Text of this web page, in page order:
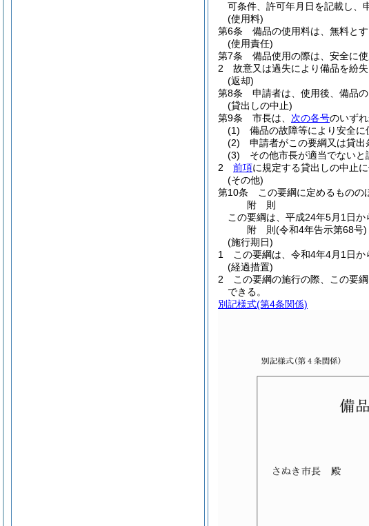
可条件、許可年月日を記載し、
(使用料)
第6条
備品の使用料は、無料とす
(使用責任)
第7条
備品使用の際は、安全に
2
故意又は過失により備品を紛
(返却)
第8条
申請者は、使用後、備品
(貸出しの中止)
第9条
市長は、 次の各号のいず
(1)
備品の故障等により安全に
(2)
申請者がこの要綱又は貸出
(3)
その他市長が適当でないと
2
前項に規定する貸出しの中止
(その他)
第10条
この要綱に定めるものの
附 則
この要綱は、平成24年5月1日か
附 則(令和4年告示第68号)
(施行期日)
1
この要綱は、令和4年4月1日か
(経過措置)
2
この要綱の施行の際、この要
できる。
別記様式(第4条関係)